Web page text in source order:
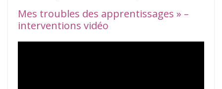
Mes troubles des apprentissages » –
interventions vidéo